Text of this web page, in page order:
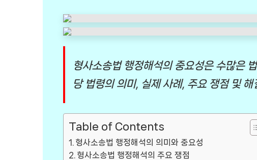
형사소송법 행정해석의 중요성은 수많은
당 법령의 의미, 실제 사례, 주요 쟁점 및
Table of Contents
형사소송법 행정해석의 의미와 중요성
형사소송법 행정해석의 주요 쟁점